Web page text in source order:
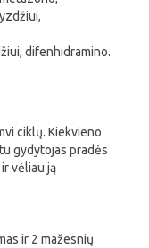
difenhidramino.
ciklų. Kiekvieno
gydytojas pradės
vėliau ją
ir 2 mažesnių